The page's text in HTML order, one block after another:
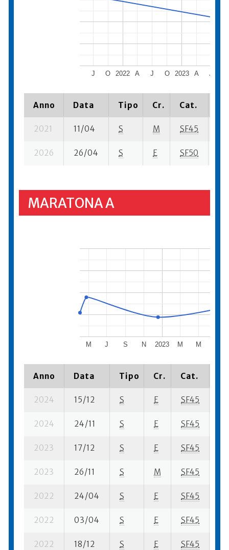
2022 2023
J O A J O A J
Anno Data Tipo Cr. Cat.
2021 11/04 S M SF45
2026 26/04 S E SF50
MARATONA A
2023
M J S N M M
Anno Data Tipo Cr. Cat.
2024 15/12 S E SF45
2024 24/11 S E SF45
2023 17/12 S E SF45
2023 26/11 S M SF45
2022 24/04 S E SF45
2022 03/04 S E SF45
2022 18/12 S E SF45